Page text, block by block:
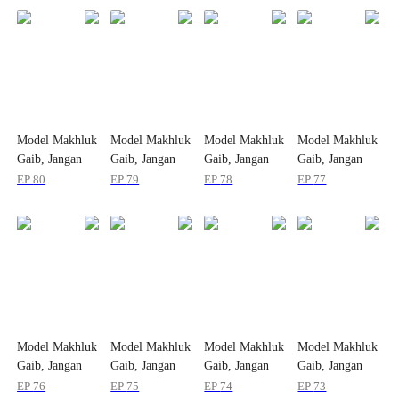
Model Makhluk
Gaib, Jangan
Berebut!
EP80
Model Makhluk
Gaib, Jangan
Berebut!
EP 79
Model Makhluk
Gaib, Jangan
Berebut!
EP 78
Model Makhluk
Gaib, Jangan
Berebut!
EP 77
Model Makhluk
Gaib, Jangan
Berebut!
EP 76
Model Makhluk
Gaib, Jangan
Berebut!
EP 75
Model Makhluk
Gaib, Jangan
Berebut!
EP 74
Model Makhluk
Gaib, Jangan
Berebut!
EP 73